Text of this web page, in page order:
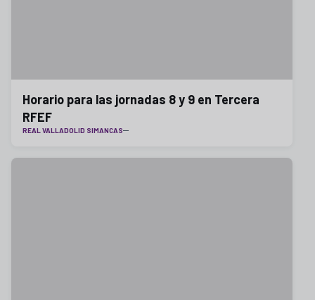
Horario para las jornadas 8 y 9 en Tercera
RFEF
REAL VALLADOLID SIMANCAS